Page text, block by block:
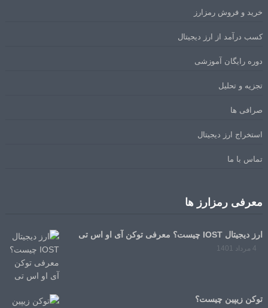
خرید و فروش رمزارز
کسب درآمد از ارز دیجیتال
دوره رایگان آموزشی
تجزیه و تحلیل
صرافی ها
استخراج ارز دیجیتال
تماس با ما
معرفی رمزارز ها
ارز دیجیتال IOST چیست؟ معرفی توکن آی او اس تی
4 مرداد 1401
توکن زیپین چیست؟